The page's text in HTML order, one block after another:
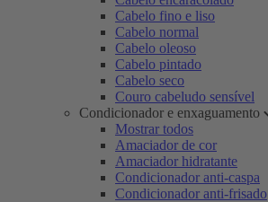
Cabelo fino e liso
Cabelo normal
Cabelo oleoso
Cabelo pintado
Cabelo seco
Couro cabeludo sensível
Condicionador e enxaguamento
Mostrar todos
Amaciador de cor
Amaciador hidratante
Condicionador anti-caspa
Condicionador anti-frisado